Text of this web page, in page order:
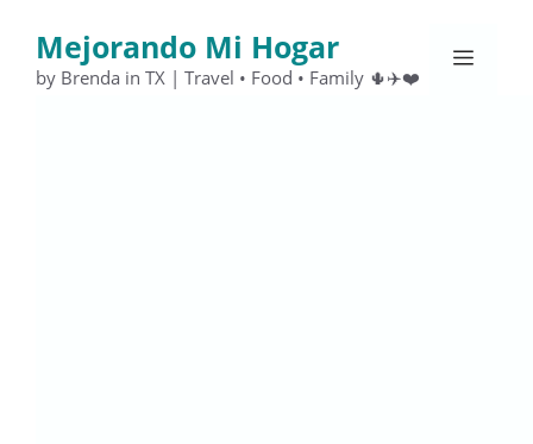
contenido
Mejorando Mi Hogar
by Brenda in TX | Travel • Food • Family 🌵✈️❤️
Menú